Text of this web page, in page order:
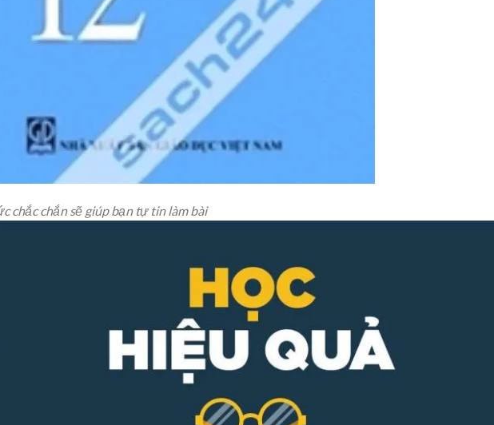
chắc chắn sẽ giúp bạn tự tin làm bài